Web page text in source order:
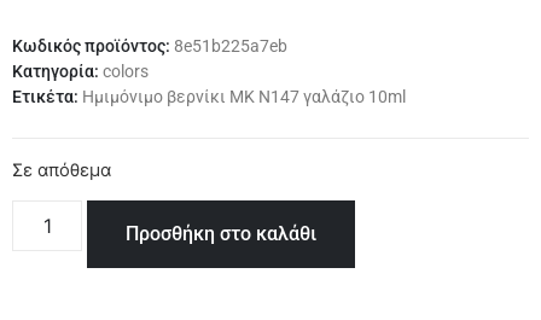
Κωδικός προϊόντος: 8e51b225a7eb
Κατηγορία: colors
Ετικέτα: Ημιμόνιμο βερνίκι ΜΚ Ν147 γαλάζιο 10ml
Σε απόθεμα
Προσθήκη στο καλάθι